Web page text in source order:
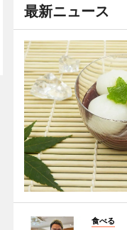
最新ニュース
食べる